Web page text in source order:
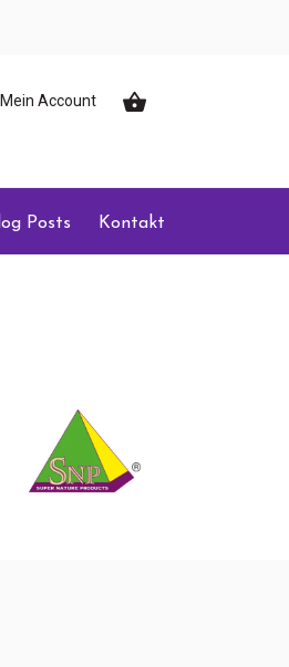
Mein Account
Posts Kontakt